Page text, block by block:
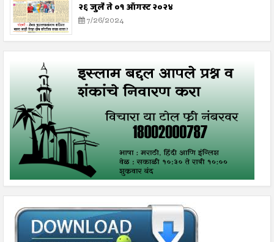
२६ जुलै ते ०१ ऑगस्ट २०२४
7/26/2024